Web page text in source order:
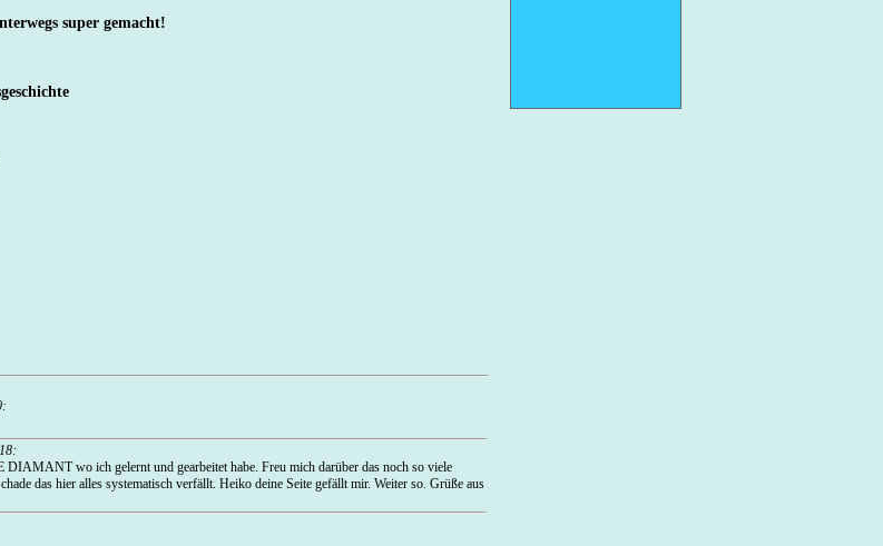
super gemacht!
:
:
wo ich gelernt und gearbeitet habe. Freu mich darüber das noch so viele
das hier alles systematisch verfällt. Heiko deine Seite gefällt mir. Weiter so. Grüße aus